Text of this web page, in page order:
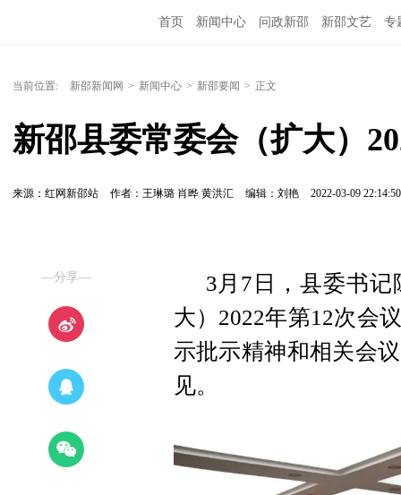
首页 新闻中心 问政新邵 新邵文艺 专
当前位置: 新邵新闻网 > 新闻中心 > 新邵要闻 > 正文
新邵县委常委会（扩大）
来源：红网新邵站 作者：王琳璐 肖晔 黄洪汇 编辑：刘艳 2022-03-09 22:14:50
—分享—
3月7日，县委书
大） 2022年第12次会
示批示精神和相关会
见。